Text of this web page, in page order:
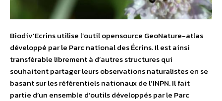
Biodiv’Ecrins utilise l’outil opensource GeoNature-atlas
développé par le Parc national des Écrins. Il est ainsi
transférable librement à d’autres structures qui
souhaitent partager leurs observations naturalistes en se
basant sur les référentiels nationaux de l’INPN. Il fait
partie d’un ensemble d’outils développés par le Parc